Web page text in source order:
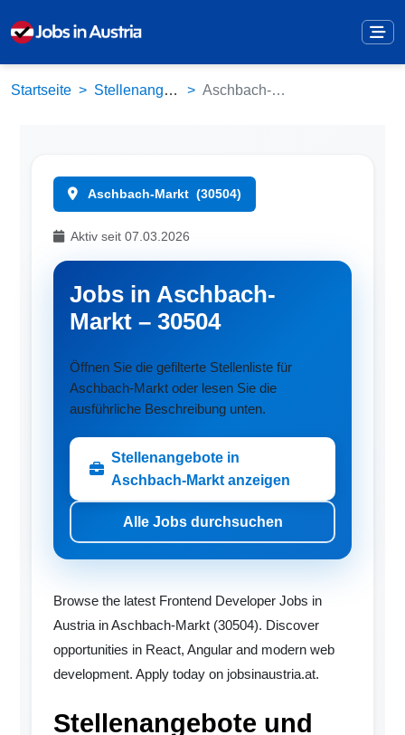
Startseite Stellenangebote Aschbach-Markt (30504)
Aschbach-Markt (30504)
Aktiv seit 07.03.2026
Jobs in Aschbach-
Markt – 30504
Öffnen Sie die gefilterte Stellenliste für
Aschbach-Markt oder lesen Sie die
ausführliche Beschreibung unten.
Stellenangebote in
Aschbach-Markt anzeigen
Alle Jobs durchsuchen
Browse the latest Frontend Developer Jobs in
Austria in Aschbach-Markt (30504). Discover
opportunities in React, Angular and modern web
development. Apply today on jobsinaustria.at.
Stellenangebote und